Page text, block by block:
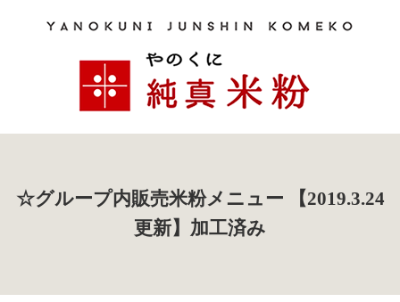
☆グループ内販売米粉メニュー 【2019.3.24
更新】加工済み